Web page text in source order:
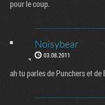
pour le coup.
Noisybear
03.08.2011
ah tu parles de Punchers et